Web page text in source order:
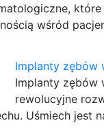
wśród
Implanty zębów
Implanty zębów
rewolucyjne
Uśmiech jest